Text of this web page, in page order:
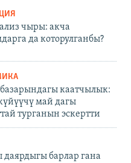
чыры: акча
да которулганбы?
каатчылык:
май дагы
турганын эскертти
барлар гана